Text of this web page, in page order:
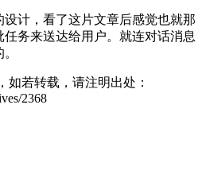
计，看了这片文章后感觉也就那
务来送达给用户。就连对话消息
如若转载，请注明出处：
2368